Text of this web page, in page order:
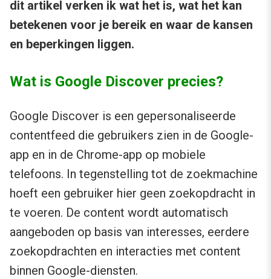
dit artikel verken ik wat het is, wat het kan
betekenen voor je bereik en waar de kansen
en beperkingen liggen.
Wat is Google Discover precies?
Google Discover is een gepersonaliseerde
contentfeed die gebruikers zien in de Google-
app en in de Chrome-app op mobiele
telefoons. In tegenstelling tot de zoekmachine
hoeft een gebruiker hier geen zoekopdracht in
te voeren. De content wordt automatisch
aangeboden op basis van interesses, eerdere
zoekopdrachten en interacties met content
binnen Google-diensten.